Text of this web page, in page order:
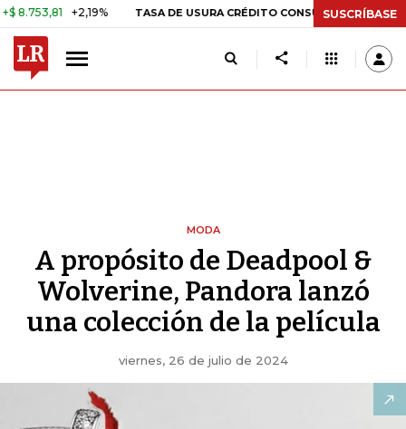
+2,19% TASA DE USURA CRÉDITO CONSUMO 29,66% +0,87%
SUSCRÍBASE
MODA
A propósito de Deadpool &
Wolverine, Pandora lanzó
una colección de la película
viernes, 26 de julio de 2024